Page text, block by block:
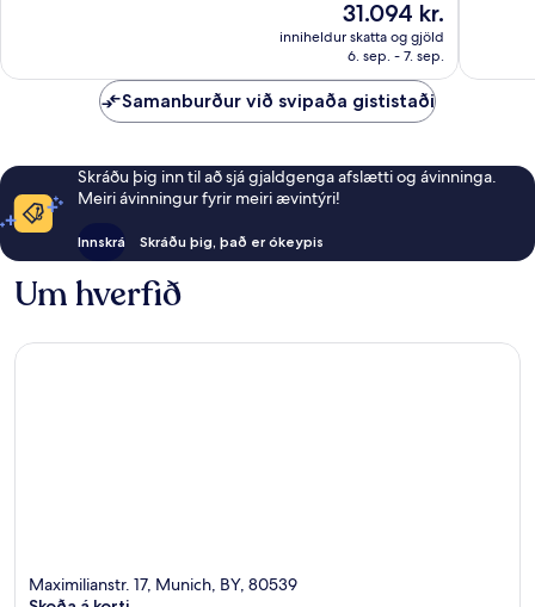
Verðið
er
31.094 kr.
31.094 kr.
inniheldur skatta og gjöld
6. sep. - 7. sep.
Samanburður við svipaða gististaði
Skráðu þig inn til að sjá gjaldgenga afslætti og ávinninga.
Meiri ávinningur fyrir meiri ævintýri!
Innskrá Skráðu þig, það er ókeypis
Um hverfið
Maximilianstr. 17, Munich, BY, 80539